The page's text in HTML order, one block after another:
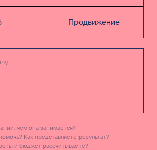
Продвижение
чем она занимается?
Как представляете результат?
и бюджет рассчитываете?